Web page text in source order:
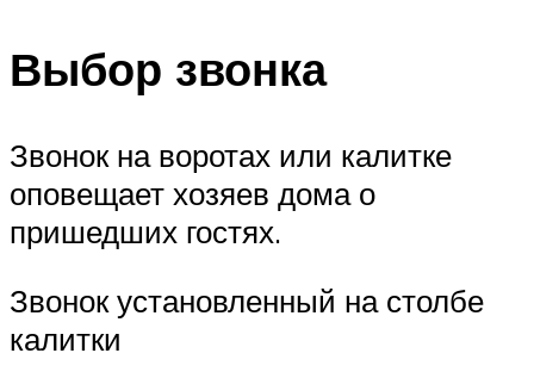
Выбор звонка
Звонок на воротах или калитке
оповещает хозяев дома о
пришедших гостях.
Звонок установленный на столбе
калитки